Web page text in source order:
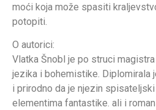
moći koja može spasiti
potopiti.
O autorici:
Vlatka Šnobl je po struci
jezika i bohemistike. Diplomirala
i prirodno da je njezin
elementima fantastike. ali i